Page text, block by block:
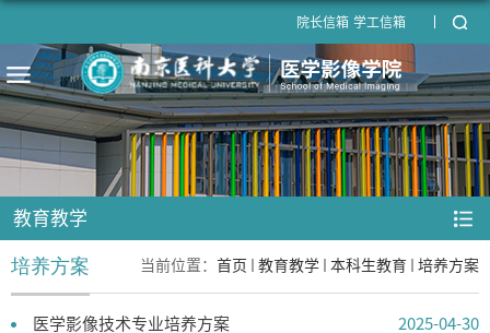
院长信箱 学工信箱
教育教学
当前位置： 首页 教育教学 本科生教育 培养方案
培养方案
医学影像技术专业培养方案 2025-04-30